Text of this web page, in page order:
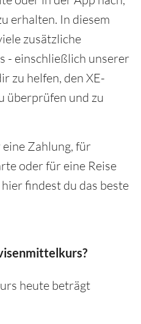
erhalten. In diesem
zusätzliche
- einschließlich unserer
zu helfen, den XE-
überprüfen und zu
Zahlung, für
oder für eine Reise
findest du das beste
heute beträgt